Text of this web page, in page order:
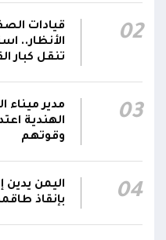
21:45
الانتهاء
احتياجات كافة
21:18
رئيس مجلس
محمد كزمان وكيلاً
سعد السقطري
الجهاز المركزي
02
قيادات
الأنظار..
تنقل كبار
03
مدير
الهندية
وقوتهم
04
اليمن يدين
بإنقاذ